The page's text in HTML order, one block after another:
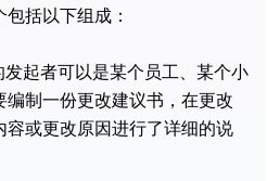
括以下组成：
起者可以是某个员工、某个小
制一份更改建议书，在更改
或更改原因进行了详细的说